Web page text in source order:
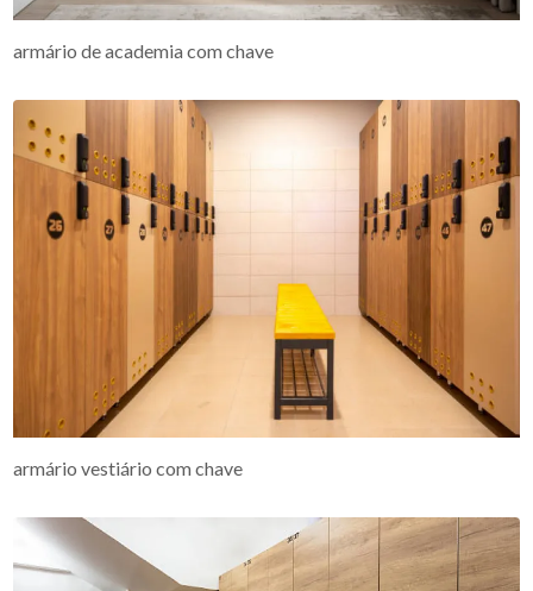
armário de academia com chave
armário vestiário com chave